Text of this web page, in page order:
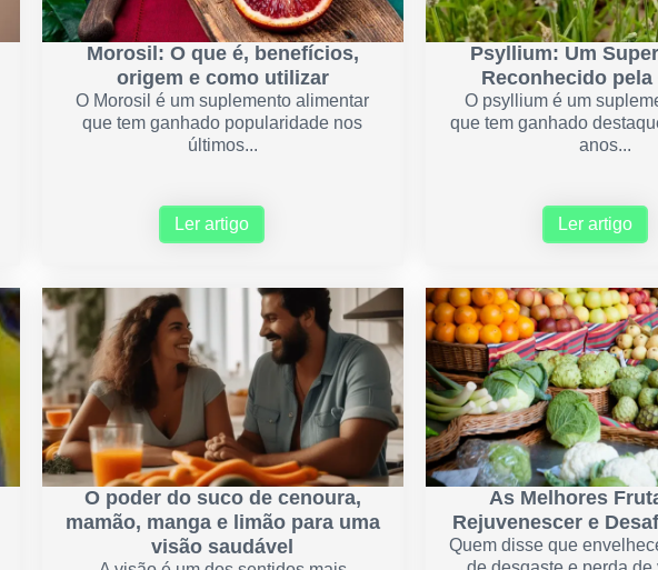
Morosil: O que é, benefícios,
origem e como utilizar
O Morosil é um suplemento alimentar
que tem ganhado popularidade nos
últimos...
Ler artigo
Psyllium: Um
Reconhecido pela
O psyllium é um
que tem ganhado
anos...
Ler artigo
O poder do suco de cenoura,
mamão, manga e limão para uma
visão saudável
As Melhores
Rejuvenescer e
Quem disse que